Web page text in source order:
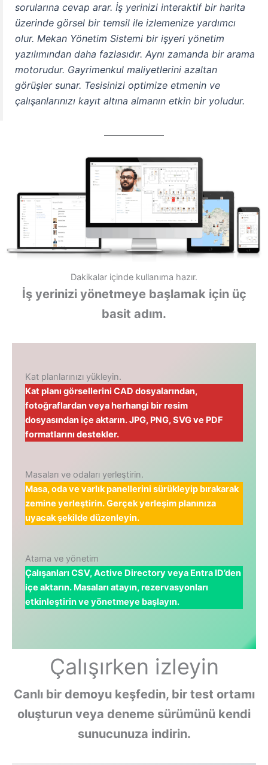
sorularına cevap arar. İş yerinizi interaktif bir harita
üzerinde görsel bir temsil ile izlemenize yardımcı
olur. Mekan Yönetim Sistemi bir işyeri yönetim
yazılımından daha fazlasıdır. Aynı zamanda bir arama
motorudur. Gayrimenkul maliyetlerini azaltan
görüşler sunar. Tesisinizi optimize etmenin ve
çalışanlarınızı kayıt altına almanın etkin bir yoludur.
Dakikalar içinde kullanıma hazır.
İş yerinizi yönetmeye başlamak için üç
basit adım.
Kat planlarınızı yükleyin.
Kat planı görsellerini CAD dosyalarından,
fotoğraflardan veya herhangi bir resim
dosyasından içe aktarın. JPG, PNG, SVG ve PDF
formatlarını destekler.
Masaları ve odaları yerleştirin.
Masa, oda ve varlık panellerini sürükleyip bırakarak
zemine yerleştirin. Gerçek yerleşim planınıza
uyacak şekilde düzenleyin.
Atama ve yönetim
Çalışanları CSV, Active Directory veya Entra ID’den
içe aktarın. Masaları atayın, rezervasyonları
etkinleştirin ve yönetmeye başlayın.
Çalışırken izleyin
Canlı bir demoyu keşfedin, bir test ortamı
oluşturun veya deneme sürümünü kendi
sunucunuza indirin.